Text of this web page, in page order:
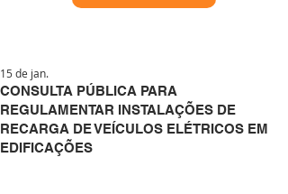
CONSULTA PÚBLICA PARA
REGULAMENTAR INSTALAÇÕES DE
RECARGA DE VEÍCULOS ELÉTRICOS EM
EDIFICAÇÕES
15 de jan.